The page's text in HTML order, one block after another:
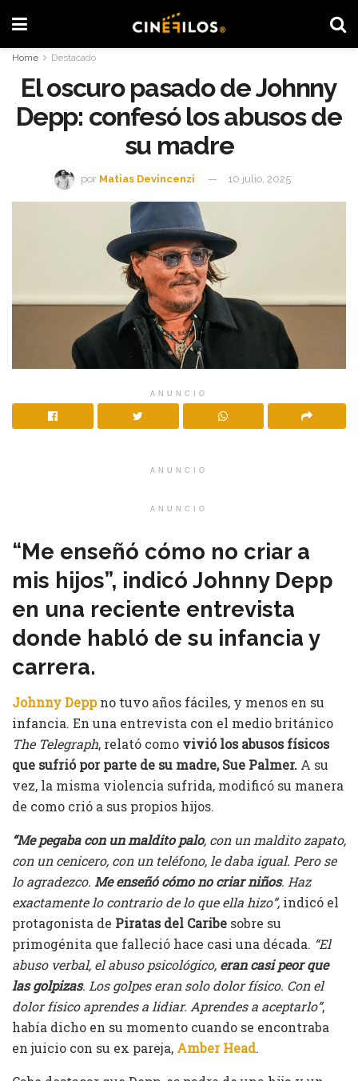
Home Destacado
El oscuro pasado de Johnny
Depp: confesó los abusos de
su madre
por Matias Devincenzi 10 julio, 2025
ANUNCIO
ANUNCIO
ANUNCIO
“Me enseñó cómo no criar a
mis hijos”, indicó Johnny Depp
en una reciente entrevista
donde habló de su infancia y
carrera.
Johnny Deppno tuvo años fáciles, y menos en su
infancia. En una entrevista con el medio británico
The Telegraph, relató como vivió los abusos físicos
que sufrió por parte de su madre, Sue Palmer. A su
vez, la misma violencia sufrida, modificó su manera
de como crió a sus propios hijos.
“Me pegaba con un maldito palo, con un maldito zapato,
con un cenicero, con un teléfono, le daba igual. Pero se
lo agradezco. Me enseñó cómo no criar niños. Haz
exactamente lo contrario de lo que ella hizo”, indicó el
protagonista de Piratas del Caribe sobre su
primogénita que falleció hace casi una década. “El
abuso verbal, el abuso psicológico, eran casi peor que
las golpizas. Los golpes eran solo dolor físico. Con el
dolor físico aprendes a lidiar. Aprendes a aceptarlo”,
había dicho en su momento cuando se encontraba
en juicio con su ex pareja, Amber Head.